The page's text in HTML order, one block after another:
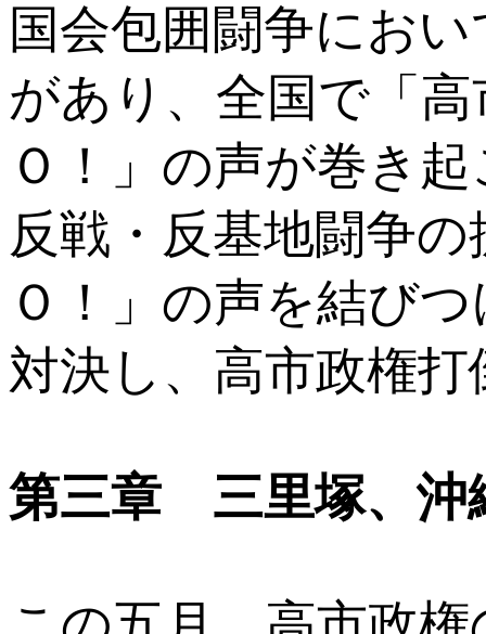
国会包囲闘争にお
があり、全国で「
Ｏ！」の声が巻き
反戦・反基地闘争
Ｏ！」の声を結び
対決し、高市政権
第三章 三里塚、沖